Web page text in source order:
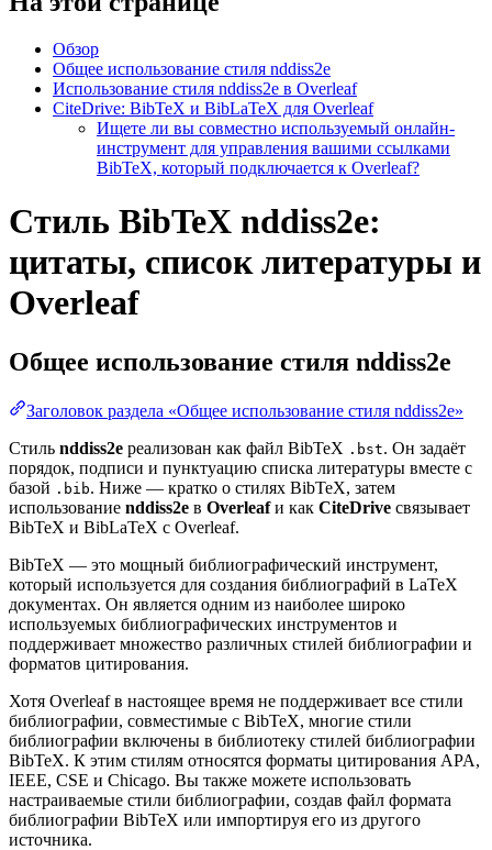
Обзор
Общее использование стиля nddiss2e
Использование стиля nddiss2e в Overleaf
CiteDrive: BibTeX и BibLaTeX для Overleaf
Ищете ли вы совместно используемый онлайн-
инструмент для управления вашими ссылками
BibTeX, который подключается к Overleaf?
Стиль BibTeX nddiss2e:
цитаты, список литературы и
Overleaf
Общее использование стиля nddiss2e
Заголовок раздела «Общее использование стиля nddiss2e»
Стиль nddiss2e реализован как файл BibTeX .bst. Он задаёт
порядок, подписи и пунктуацию списка литературы вместе с
базой .bib. Ниже — кратко о стилях BibTeX, затем
использование nddiss2e в Overleafи как CiteDrive связывает
BibTeX и BibLaTeX с Overleaf.
BibTeX — это мощный библиографический инструмент,
который используется для создания библиографий в LaTeX
документах. Он является одним из наиболее широко
используемых библиографических инструментов и
поддерживает множество различных стилей библиографии и
форматов цитирования.
Хотя Overleaf в настоящее время не поддерживает все стили
библиографии, совместимые с BibTeX, многие стили
библиографии включены в библиотеку стилей библиографии
BibTeX. К этим стилям относятся форматы цитирования APA,
IEEE, CSE и Chicago. Вы также можете использовать
настраиваемые стили библиографии, создав файл формата
библиографии BibTeX или импортируя его из другого
источника.